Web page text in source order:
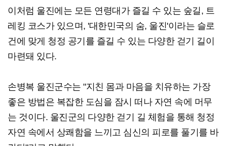
이처럼 울진에는 모든 연령대가 즐길 수 있는 숲길, 트
레킹 코스가 있으며, '대한민국의 숨, 울진'이라는 슬로
건에 맞게 청정 공기를 즐길 수 있는 다양한 걷기 길이
마련돼 있다.
손병복 울진군수는 "지친 몸과 마음을 치유하는 가장
좋은 방법은 복잡한 도심을 잠시 떠나 자연 속에 머무
는 것이다. 울진군의 다양한 걷기 길 체험을 통해 청정
자연 속에서 상쾌함을 느끼고 심신의 피로를 풀기를 바